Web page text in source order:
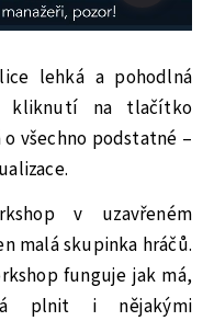
lehká a pohodlná
kliknutí na tlačítko
všechno podstatné –
v uzavřeném
malá skupinka hráčů.
funguje jak má,
plnit i nějakými